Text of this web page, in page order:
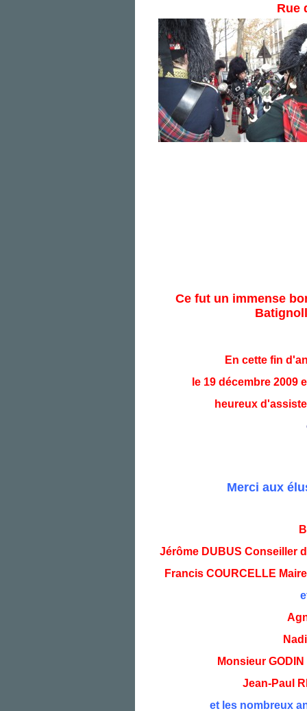
Rue
Ce fut un immense
En cette fin
le 19 décembre 2009
heureux
Merci aux
Jérôme DUBUS Conseiller
Francis COURCELLE
Monsieur
Jean-Paul
et les nombreux